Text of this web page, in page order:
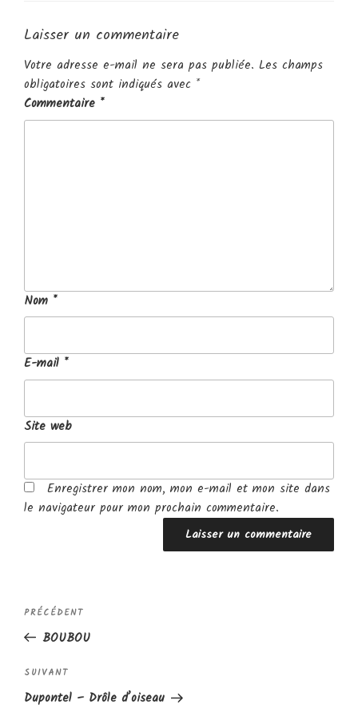
Laisser un commentaire
Votre adresse e-mail ne sera pas publiée. Les champs
obligatoires sont indiqués avec *
Commentaire *
Nom *
E-mail *
Site web
Enregistrer mon nom, mon e-mail et mon site dans
le navigateur pour mon prochain commentaire.
Navigation
de
l’article
Article
précédent
PRÉCÉDENT
BOUBOU
Article
suivant
SUIVANT
Dupontel – Drôle d’oiseau